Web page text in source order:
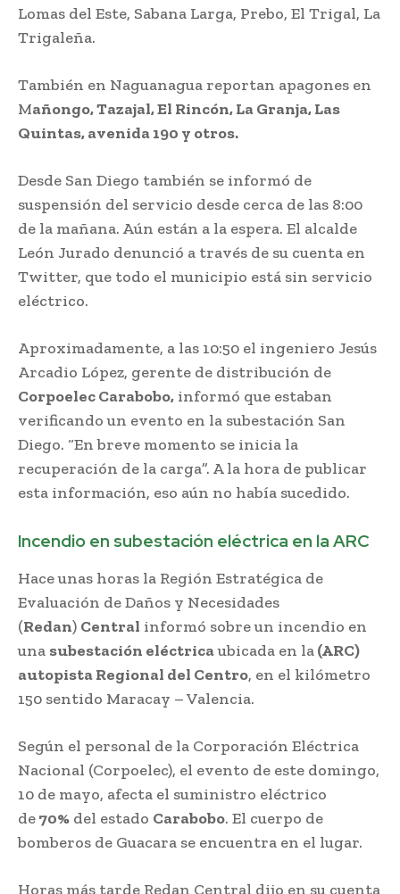
Lomas del Este, Sabana Larga, Prebo, El Trigal, La
Trigaleña.
También en Naguanagua reportan apagones en
Mañongo, Tazajal, El Rincón, La Granja, Las
Quintas, avenida 190 y otros.
Desde San Diego también se informó de
suspensión del servicio desde cerca de las 8:00
de la mañana. Aún están a la espera. El alcalde
León Jurado denunció a través de su cuenta en
Twitter, que todo el municipio está sin servicio
eléctrico.
Aproximadamente, a las 10:50 el ingeniero Jesús
Arcadio López, gerente de distribución de
Corpoelec Carabobo, informó que estaban
verificando un evento en la subestación San
Diego. “En breve momento se inicia la
recuperación de la carga”. A la hora de publicar
esta información, eso aún no había sucedido.
Incendio en subestación eléctrica en la ARC
Hace unas horas la Región Estratégica de
Evaluación de Daños y Necesidades
(Redan) Central informó sobre un incendio en
una subestación eléctricaubicada en la(ARC)
autopista Regional del Centro, en el kilómetro
150 sentido Maracay – Valencia.
Según el personal de la Corporación Eléctrica
Nacional (Corpoelec), el evento de este domingo,
10 de mayo, afecta el suministro eléctrico
de70% del estado Carabobo. El cuerpo de
bomberos de Guacara se encuentra en el lugar.
Horas más tarde Redan Central dijo en su cuenta